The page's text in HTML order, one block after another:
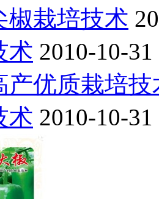
椒栽培技术
术 2010-10-31
产优质栽培技
术 2010-10-31